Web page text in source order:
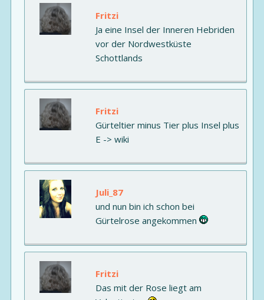
Fritzi
Ja eine Insel der Inneren Hebriden
vor der Nordwestküste
Schottlands
Fritzi
Gürteltier minus Tier plus Insel plus
E -> wiki
Juli_87
und nun bin ich schon bei
Gürtelrose angekommen
Fritzi
Das mit der Rose liegt am